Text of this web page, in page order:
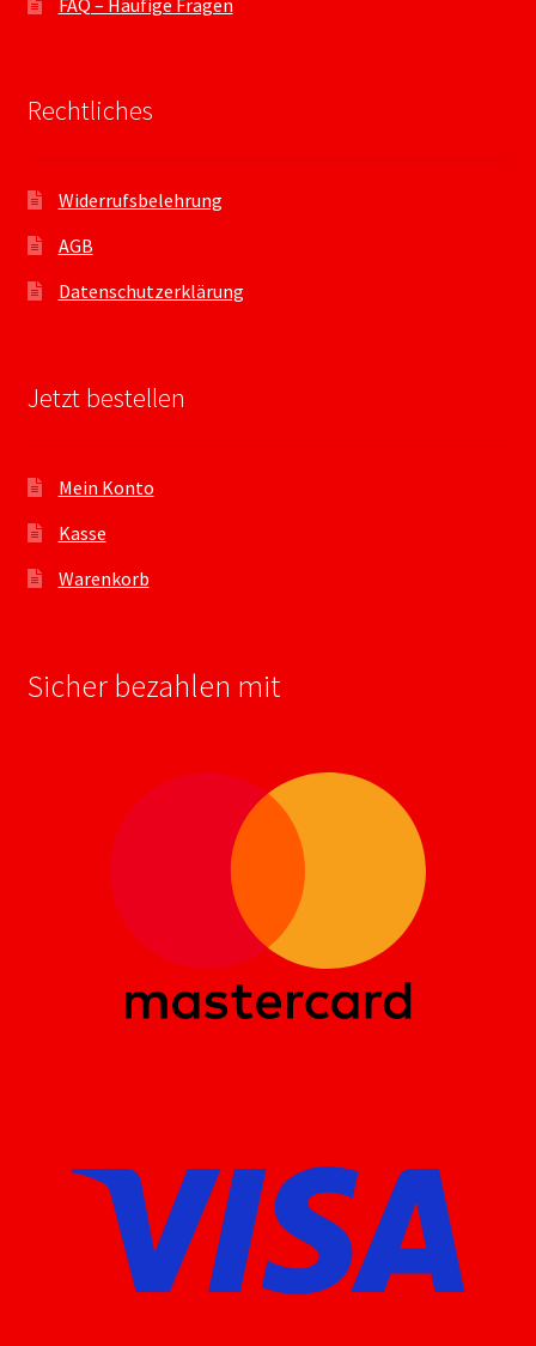
Rechtliches
Widerrufsbelehrung
AGB
Datenschutzerklärung
Jetzt bestellen
Mein Konto
Kasse
Warenkorb
Sicher bezahlen mit